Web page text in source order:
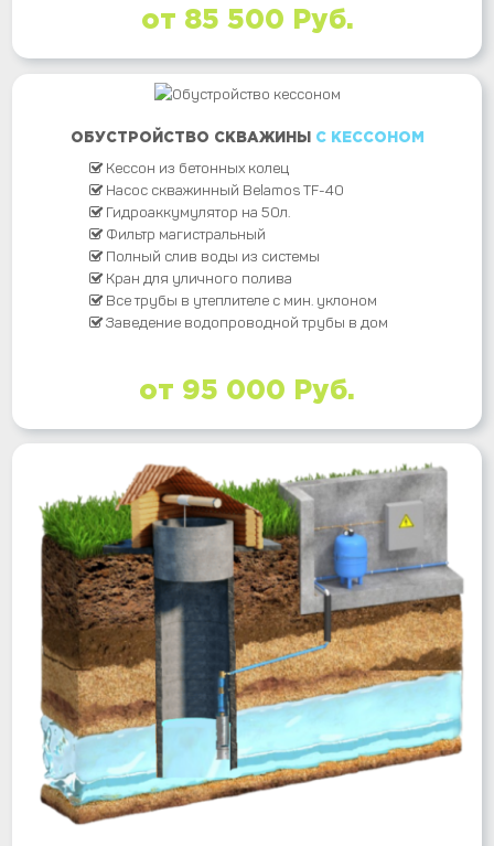
от 85 500 Руб.
ОБУСТРОЙСТВО СКВАЖИНЫ С КЕССОНОМ
Кессон из бетонных колец
Насос скважинный Belamos TF-40
Гидроаккумулятор на 50л.
Фильтр магистральный
Полный слив воды из системы
Кран для уличного полива
Все трубы в утеплителе с мин. уклоном
Заведение водопроводной трубы в дом
от 95 000 Руб.